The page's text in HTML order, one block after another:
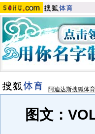
阿迪达斯搜狐体育
图文：